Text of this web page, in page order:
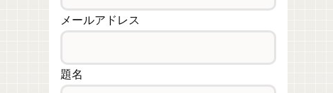
メールアドレス
題名